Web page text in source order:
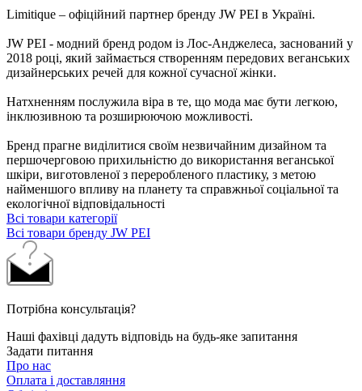
Limitique – офіційний партнер бренду JW PEI в Україні.
JW PEI - модний бренд родом із Лос-Анджелеса, заснований у
2018 році, який займається створенням передових веганських
дизайнерських речей для кожної сучасної жінки.
Натхненням послужила віра в те, що мода має бути легкою,
інклюзивною та розширюючою можливості.
Бренд прагне виділитися своїм незвичайним дизайном та
першочерговою прихильністю до використання веганської
шкіри, виготовленої з переробленого пластику, з метою
найменшого впливу на планету та справжньої соціальної та
екологічної відповідальності
Всі товари категорії
Всі товари бренду JW PEI
Потрібна консультація?
Наші фахівці дадуть відповідь на будь-яке запитання
Задати питання
Про нас
Оплата і доставляння